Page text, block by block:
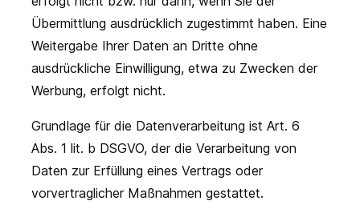
Übermittlung ausdrücklich zugestimmt haben. Eine
Weitergabe Ihrer Daten an Dritte ohne
ausdrückliche Einwilligung, etwa zu Zwecken der
Werbung, erfolgt nicht.
Grundlage für die Datenverarbeitung ist Art. 6
Abs. 1 lit. b DSGVO, der die Verarbeitung von
Daten zur Erfüllung eines Vertrags oder
vorvertraglicher Maßnahmen gestattet.